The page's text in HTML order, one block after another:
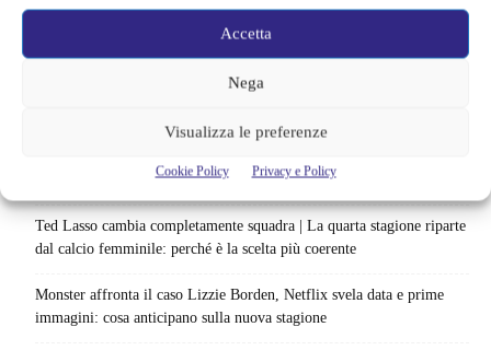
Accetta
Nega
Visualizza le preferenze
Cookie Policy Privacy e Policy
Fallout e One Piece: il risultato è eccezionale
Ted Lasso cambia completamente squadra | La quarta stagione riparte
dal calcio femminile: perché è la scelta più coerente
Monster affronta il caso Lizzie Borden, Netflix svela data e prime
immagini: cosa anticipano sulla nuova stagione